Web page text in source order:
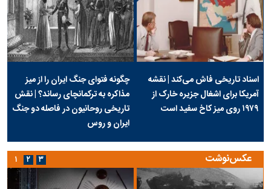
اسناد تاریخی فاش می‌کند | نقشه
آمریکا برای اشغال جزیره خارک از
۱۹۷۹ روی میز کاخ سفید است
چگونه فتوای جنگ ایران را از میز
مذاکره به ترکمانچای رساند؟ | نقش
تاریخی روحانیون در فاصله دو جنگ
ایران و روس
عکس‌نوشت ۱ ۲ ۳